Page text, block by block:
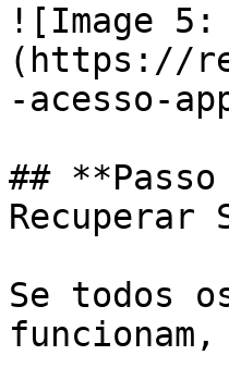
![Image 5:
(https://
-acesso-
##
Recuperar
Se todos